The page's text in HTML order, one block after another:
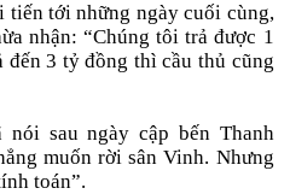
tiến tới những ngày cuối cùng,
nhận: “Chúng tôi trả được 1
3 tỷ đồng thì cầu thủ cũng
sau ngày cập bến Thanh
muốn rời sân Vinh. Nhưng
toán”.